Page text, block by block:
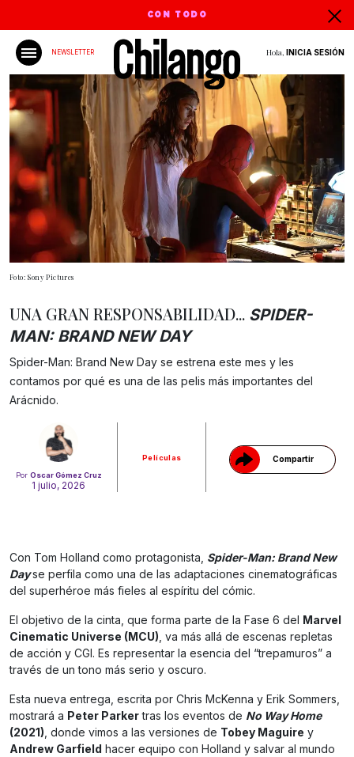
CON TODO
NEWSLETTER Hola, INICIA SESIÓN
Foto: Sony Pictures
Por Oscar Gómez Cruz
1 julio, 2026
Películas Compartir
Gracias!
UNA GRAN RESPONSABILIDAD... SPIDER-
MAN: BRAND NEW DAY
Spider-Man: Brand New Day se estrena este mes y les
contamos por qué es una de las pelis más importantes del
Arácnido.
Con Tom Holland como protagonista, Spider-Man: Brand New
Dayse perfila como una de las adaptaciones cinematográficas
del superhéroe más fieles al espíritu del cómic.
El objetivo de la cinta, que forma parte de la Fase 6 del
Marvel
Cinematic Universe (MCU), va más allá de escenas repletas
de acción y CGI. Es representar la esencia del “trepamuros” a
través de un tono más serio y oscuro.
Esta nueva entrega, escrita por Chris McKenna y Erik Sommers,
mostrará a Peter Parkertras los eventos de No Way Home
(2021), donde vimos a las versiones de Tobey Maguire y
Andrew Garfield hacer equipo con Holland y salvar al mundo